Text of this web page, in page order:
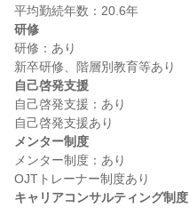
研修
研修：あり
自己啓発支援
自己啓発支援：あり
メンター制度
メンター制度：あり
キャリアコンサルティング制度